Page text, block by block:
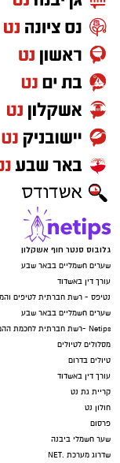
גלובוס סנטר חוף אשקלון
שערים חשמליים בבאר שבע
עורך דין באשדוד
נטיפס - רשת חברתית לטיפים
שערים חשמליים בבאר שבע
Netips -רשת חברתית לחכמת ההמונים
מסלולים לטיולים
טיולים בדרום
עורך דין באשדוד
קריית גת נט
חולון נט
פרסום
שער חשמלי ביבנה
שדרוג מערכת .NET